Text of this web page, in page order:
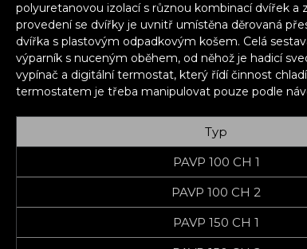
polyuretanovou izolací s různou kombinací dvířek a
provedení se dvířky je uvnitř umístěna děrovaná
dvířka s plastovým odpadkovým košem. Celá
výparník s nuceným oběhem, od něhož je hadicí
vypínač a digitální termostat, který řídí činnost
termostatem je třeba manipulovat pouze podle
Typ
PAVP 100 CH 1
PAVP 100 CH 2
PAVP 150 CH 1